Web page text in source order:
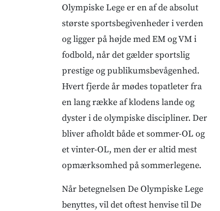
Olympiske Lege er en af de absolut
største sportsbegivenheder i verden
og ligger på højde med EM og VM i
fodbold, når det gælder sportslig
prestige og publikumsbevågenhed.
Hvert fjerde år mødes topatleter fra
en lang række af klodens lande og
dyster i de olympiske discipliner. Der
bliver afholdt både et sommer-OL og
et vinter-OL, men der er altid mest
opmærksomhed på sommerlegene.
Når betegnelsen De Olympiske Lege
benyttes, vil det oftest henvise til De